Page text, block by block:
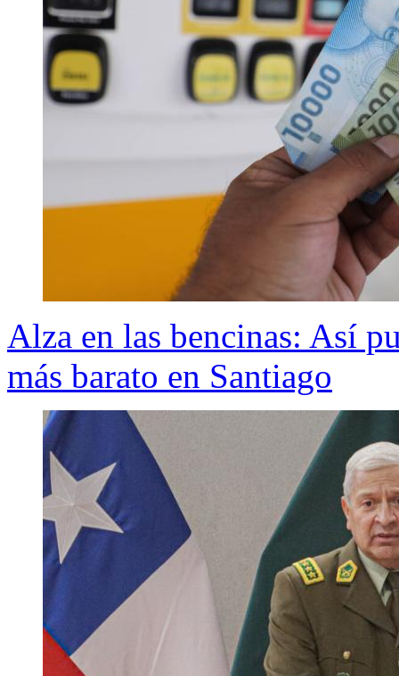
Alza en las bencinas: Así
más barato en Santiago